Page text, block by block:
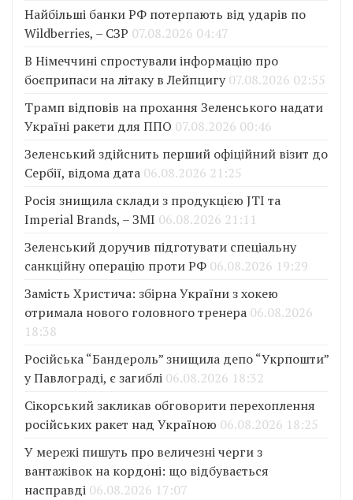
Найбільші банки РФ потерпають від ударів по
Wildberries, – СЗР 07.08.2026 04:47
В Німеччині спростували інформацію про
боєприпаси на літаку в Лейпцигу 07.08.2026 02:55
Трамп відповів на прохання Зеленського надати
Україні ракети для ППО 07.08.2026 00:46
Зеленський здійснить перший офіційний візит до
Сербії, відома дата 06.08.2026 21:25
Росія знищила склади з продукцією JTI та
Imperial Brands, – ЗМІ 06.08.2026 21:11
Зеленський доручив підготувати спеціальну
санкційну операцію проти РФ 06.08.2026 19:29
Замість Христича: збірна України з хокею
отримала нового головного тренера 06.08.2026
18:38
Російська “Бандероль” знищила депо “Укрпошти”
у Павлограді, є загиблі 06.08.2026 18:32
Сікорський закликав обговорити перехоплення
російських ракет над Україною 06.08.2026 18:25
У мережі пишуть про величезні черги з
вантажівок на кордоні: що відбувається
насправді 06.08.2026 17:07